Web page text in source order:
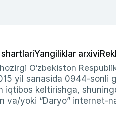
Yangiliklar arxivi
O‘zbekiston
yil sanasida 0944-sonli
iqtibos keltirishga,
va/yoki “Daryo” internet-